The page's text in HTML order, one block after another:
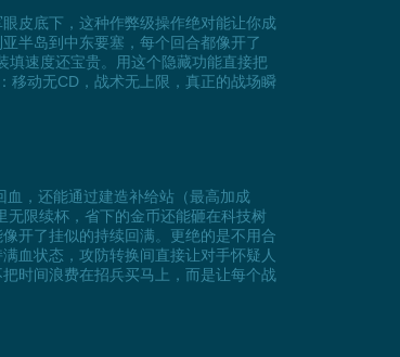
皮底下，这种作弊级操作绝对能让你成
半岛到中东要塞，每个回合都像开了
填速度还宝贵。用这个隐藏功能直接把
移动无CD，战术无上限，真正的战场瞬
，还能通过建造补给站（最高加成
限续杯，省下的金币还能砸在科技树
开了挂似的持续回满。更绝的是不用合
血状态，攻防转换间直接让对手怀疑人
时间浪费在招兵买马上，而是让每个战